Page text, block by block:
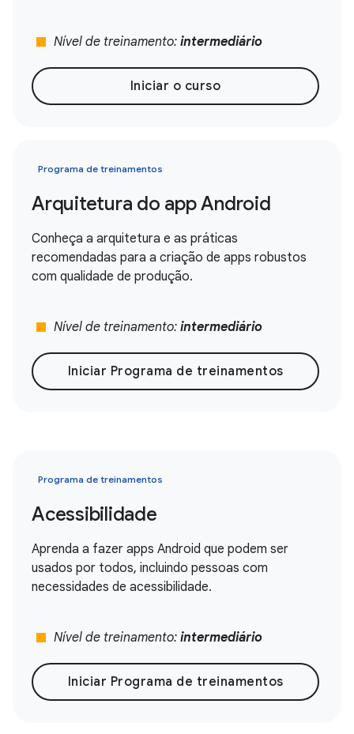
stop Nível de treinamento: intermediário
Iniciar o curso
Programa de treinamentos
Arquitetura do app Android
Conheça a arquitetura e as práticas
recomendadas para a criação de apps robustos
com qualidade de produção.
stop Nível de treinamento: intermediário
Iniciar Programa de treinamentos
Programa de treinamentos
Acessibilidade
Aprenda a fazer apps Android que podem ser
usados por todos, incluindo pessoas com
necessidades de acessibilidade.
stop Nível de treinamento: intermediário
Iniciar Programa de treinamentos